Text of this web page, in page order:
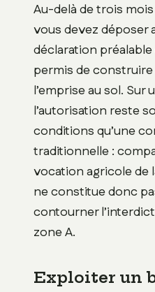
Au-delà de trois
vous devez déposer
déclaration
permis de
l’emprise au sol. Sur
l’autorisation reste
conditions qu’une
traditionnelle :
vocation agricole de
ne constitue donc
contourner
zone A.
Exploiter un